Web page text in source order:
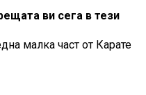
ви сега в тези
малка част от Карате